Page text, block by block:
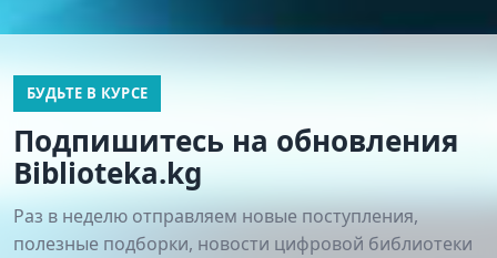
БУДЬТЕ В КУРСЕ
Подпишитесь на обновления
Biblioteka.kg
Раз в неделю отправляем новые поступления,
полезные подборки, новости цифровой библиотеки